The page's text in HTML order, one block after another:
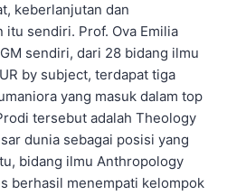
keberlanjutan dan
itu sendiri. Prof. Ova Emilia
sendiri, dari 28 bidang ilmu
by subject, terdapat tiga
yang masuk dalam top
tersebut adalah Theology
dunia sebagai posisi yang
bidang ilmu Anthropology
berhasil menempati kelompok